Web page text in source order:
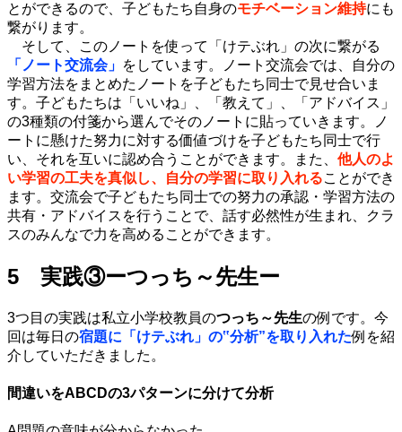
とができるので、子どもたち自身のモチベーション維持にも
繋がります。
そして、このノートを使って「けテぶれ」の次に繋がる
「ノート交流会」 をしています。ノート交流会では、自分の
学習方法をまとめたノートを子どもたち同士で見せ合いま
す。子どもたちは「いいね」、「教えて」、「アドバイス」
の3種類の付箋から選んでそのノートに貼っていきます。ノ
ートに懸けた努力に対する価値づけを子どもたち同士で行
い、それを互いに認め合うことができます。また、 他人のよ
い学習の工夫を真似し、自分の学習に取り入れることができ
ます。交流会で子どもたち同士での努力の承認・学習方法の
共有・アドバイスを行うことで、話す必然性が生まれ、クラ
スのみんなで力を高めることができます。
5 実践③ーつっち～先生ー
3つ目の実践は私立小学校教員のつっち～先生の例です。今
回は毎日の宿題に「けテぶれ」の‟分析”を取り入れた例を紹
介していただきました。
間違いをABCDの3パターンに分けて分析